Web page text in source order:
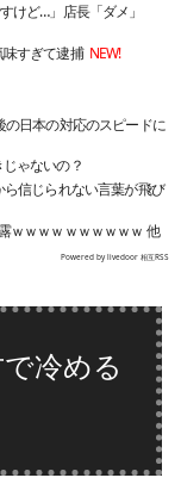
けど…」店長「ダメ」
すぎて逮捕 NEW!
日本の対応のスピードに
ゃないの？
信じられない言葉が飛び
ｗｗｗｗｗｗｗｗｗｗ 他
Powered by livedoor 相互RSS
冷める